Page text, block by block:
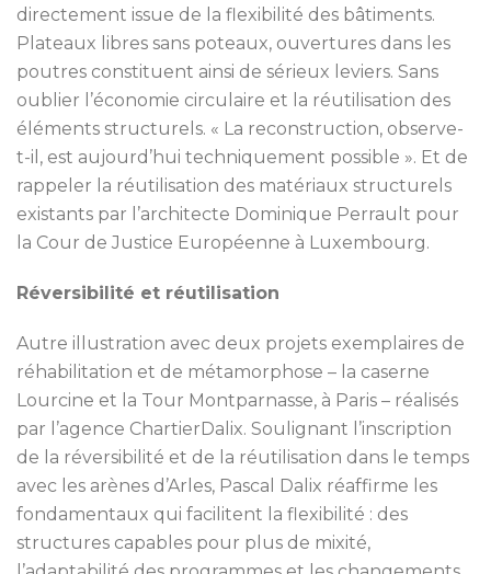
directement issue de la flexibilité des bâtiments.
Plateaux libres sans poteaux, ouvertures dans les
poutres constituent ainsi de sérieux leviers. Sans
oublier l’économie circulaire et la réutilisation des
éléments structurels. « La reconstruction, observe-
t-il, est aujourd’hui techniquement possible ». Et de
rappeler la réutilisation des matériaux structurels
existants par l’architecte Dominique Perrault pour
la Cour de Justice Européenne à Luxembourg.
Réversibilité et réutilisation
Autre illustration avec deux projets exemplaires de
réhabilitation et de métamorphose – la caserne
Lourcine et la Tour Montparnasse, à Paris – réalisés
par l’agence ChartierDalix. Soulignant l’inscription
de la réversibilité et de la réutilisation dans le temps
avec les arènes d’Arles, Pascal Dalix réaffirme les
fondamentaux qui facilitent la flexibilité : des
structures capables pour plus de mixité,